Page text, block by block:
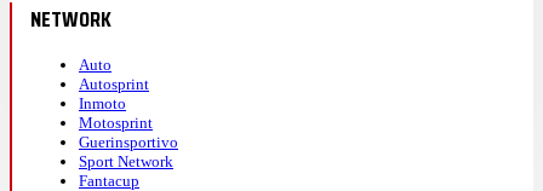
NETWORK
Auto
Autosprint
Inmoto
Motosprint
Guerinsportivo
Sport Network
Fantacup